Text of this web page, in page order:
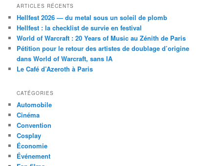
ARTICLES RÉCENTS
Hellfest 2026 — du metal sous un soleil de plomb
Hellfest : la checklist de survie en festival
World of Warcraft : 20 Years of Music au Zénith de Paris
Pétition pour le retour des artistes de doublage d’origine
dans World of Warcraft, sans IA
Le Café d’Azeroth à Paris
CATÉGORIES
Automobile
Cinéma
Convention
Cosplay
Économie
Événement